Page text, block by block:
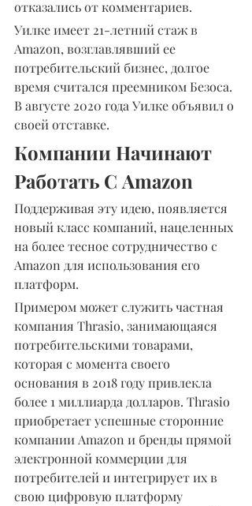
отказались от комментариев.
Уилке имеет 21-летний стаж в
Amazon, возглавлявший ее
потребительский бизнес, долгое
время считался преемником Безоса.
В августе 2020 года Уилке объявил о
своей отставке.
Компании Начинают
Работать С Amazon
Поддерживая эту идею, появляется
новый класс компаний, нацеленных
на более тесное сотрудничество с
Amazon для использования его
платформ.
Примером может служить частная
компания Thrasio, занимающаяся
потребительскими товарами,
которая с момента своего
основания в 2018 году привлекла
более 1 миллиарда долларов. Thrasio
приобретает успешные сторонние
компании Amazon и бренды прямой
электронной коммерции для
потребителей и интегрирует их в
свою цифровую платформу